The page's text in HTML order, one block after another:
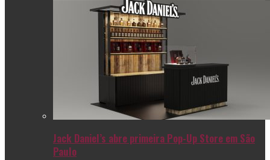
Jack Daniel’s abre primeira Pop-Up Store em São
Paulo